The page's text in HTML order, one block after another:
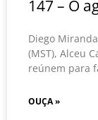
147 – O
Diego
(MST), Alceu
reúnem para
OUÇA »